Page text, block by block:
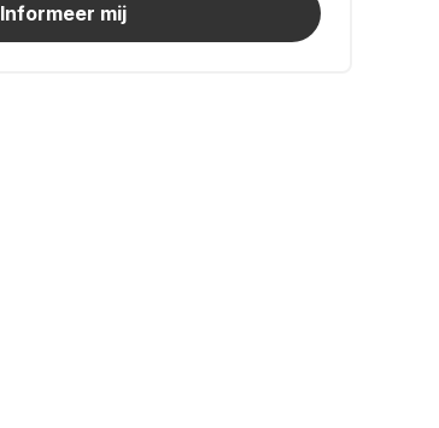
Informeer mij